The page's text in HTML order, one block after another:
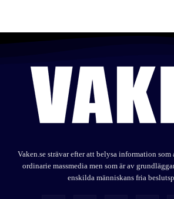
Vaken.se strävar efter att belysa information
ordinarie massmedia men som är av
enskilda människans fria